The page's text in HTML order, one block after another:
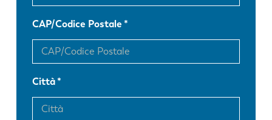
CAP/Codice Postale
Città
KO